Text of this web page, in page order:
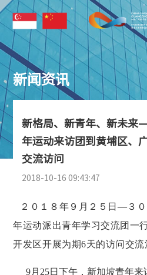
新闻资讯
新格局、新青年、新未来
年运动来访团到黄埔区、
交流访问
2018-10-16 09:43:47
２０１８年９月２５日 —３０
年运动派出青年学习交流团一
开发区开展为期6天的访问交流
9月25日下午，新加坡青年来